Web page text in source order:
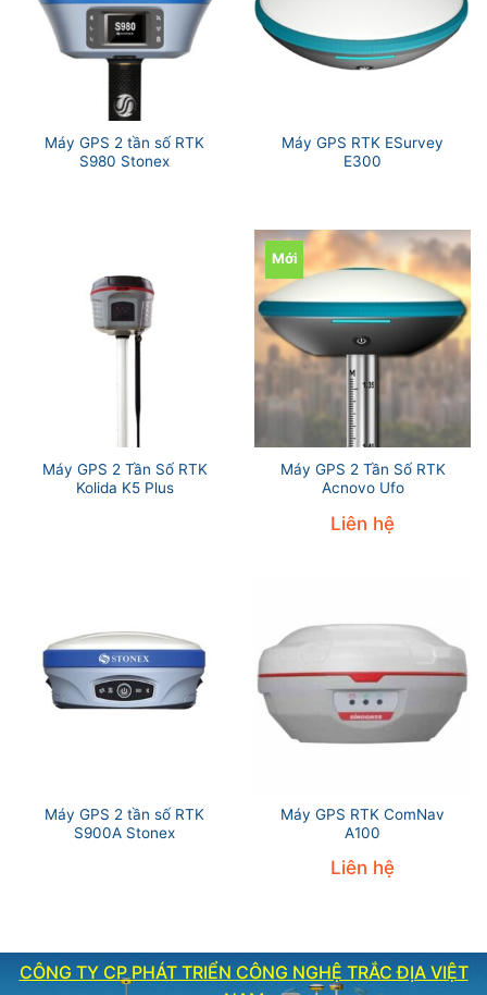
Máy GPS 2 tần số RTK
S980 Stonex
Máy GPS RTK ESurvey
E300
Máy GPS 2 Tần Số RTK
Kolida K5 Plus
Mới
Máy GPS 2 Tần Số RTK
Acnovo Ufo
Liên hệ
Máy GPS 2 tần số RTK
S900A Stonex
Máy GPS RTK ComNav
A100
Liên hệ
CÔNG TY CP PHÁT TRIỂN CÔNG NGHỆ TRẮC ĐỊA VIỆT